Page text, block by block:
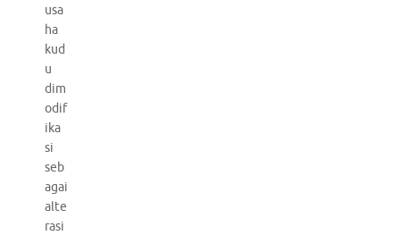
usa
ha
kud
u
dim
odif
ika
si
seb
agai
alte
rasi